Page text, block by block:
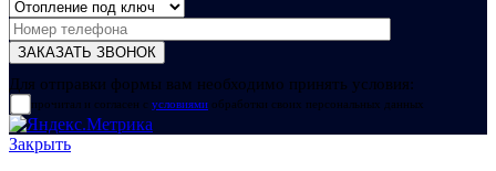
Для отправки формы вам необходимо принять условия:
прочитал и согласен с условиями обработки своих персональных данных
Закрыть